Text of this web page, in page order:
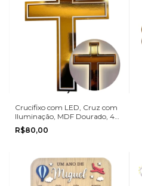
Crucifixo com LED, Cruz com
Iluminação, MDF Dourado, 40
cm
R$80,00